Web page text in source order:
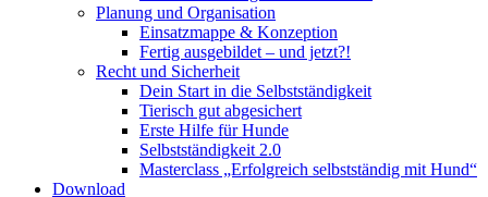
Planung und Organisation
Einsatzmappe & Konzeption
Fertig ausgebildet – und jetzt?!
Recht und Sicherheit
Dein Start in die Selbstständigkeit
Tierisch gut abgesichert
Erste Hilfe für Hunde
Selbstständigkeit 2.0
Masterclass „Erfolgreich selbstständig mit Hund“
Download